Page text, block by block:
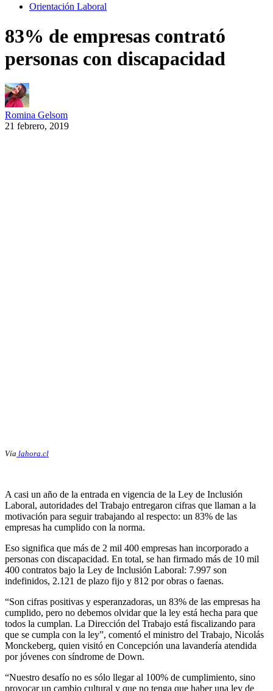
Orientación Laboral
83% de empresas contrató
personas con discapacidad
Romina Gelsom
21 febrero, 2019
Vía lahora.cl
A casi un año de la entrada en vigencia de la Ley de Inclusión
Laboral, autoridades del Trabajo entregaron cifras que llaman a la
motivación para seguir trabajando al respecto: un 83% de las
empresas ha cumplido con la norma.
Eso significa que más de 2 mil 400 empresas han incorporado a
personas con discapacidad. En total, se han firmado más de 10 mil
400 contratos bajo la Ley de Inclusión Laboral: 7.997 son
indefinidos, 2.121 de plazo fijo y 812 por obras o faenas.
“Son cifras positivas y esperanzadoras, un 83% de las empresas ha
cumplido, pero no debemos olvidar que la ley está hecha para que
todos la cumplan. La Dirección del Trabajo está fiscalizando para
que se cumpla con la ley”, comentó el ministro del Trabajo, Nicolás
Monckeberg, quien visitó en Concepción una lavandería atendida
por jóvenes con síndrome de Down.
“Nuestro desafío no es sólo llegar al 100% de cumplimiento, sino
provocar un cambio cultural y que no tenga que haber una ley de